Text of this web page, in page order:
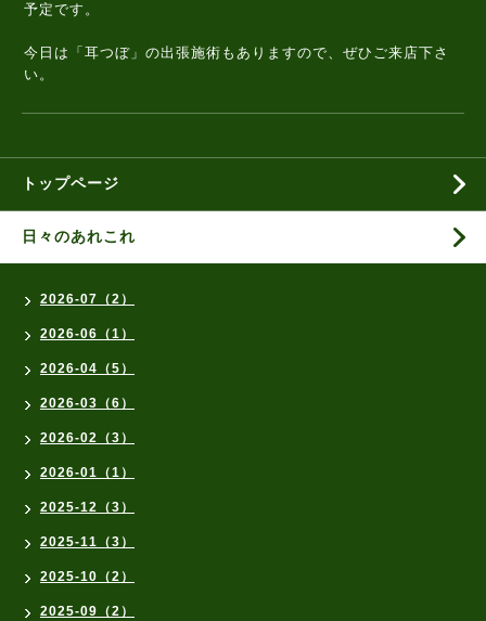
予定です。
今日は「耳つぼ」の出張施術もありますので、ぜひご来店下さ
い。
トップページ
日々のあれこれ
2026-07（2）
2026-06（1）
2026-04（5）
2026-03（6）
2026-02（3）
2026-01（1）
2025-12（3）
2025-11（3）
2025-10（2）
2025-09（2）